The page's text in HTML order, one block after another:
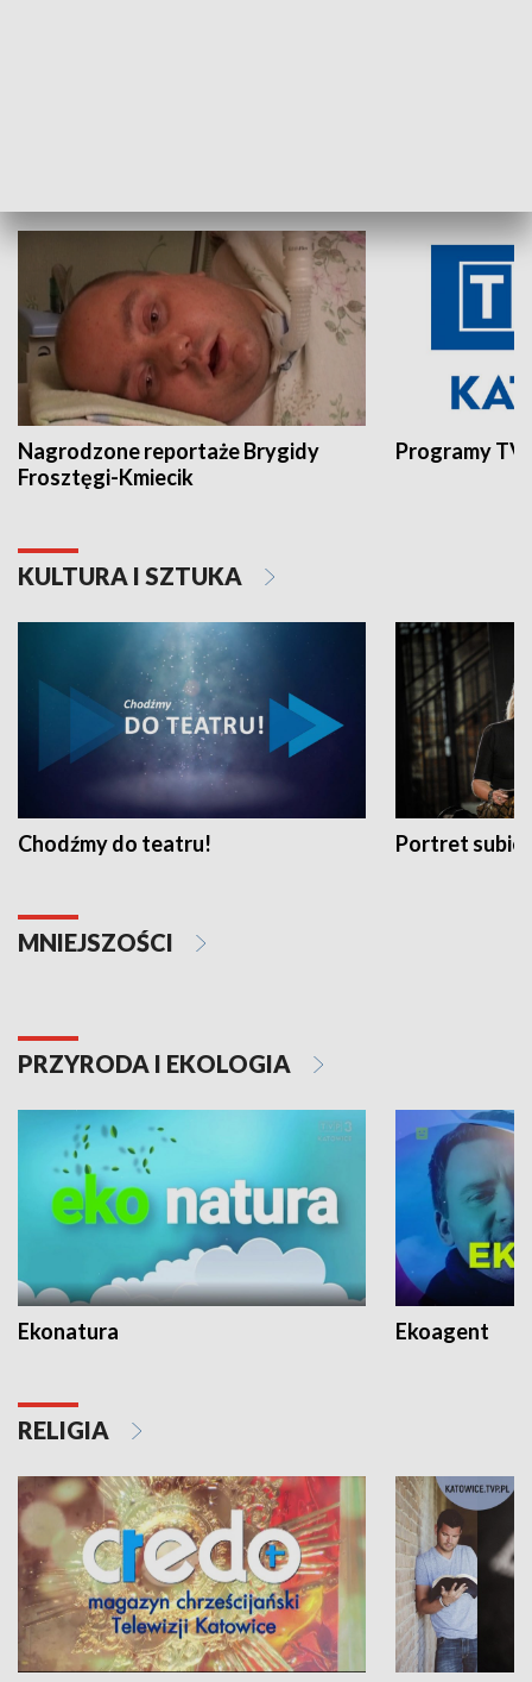
Nagrodzone reportaże Brygidy
Frosztęgi-Kmiecik
Programy
KULTURA I SZTUKA
Chodźmy do teatru! Portret
MNIEJSZOŚCI
PRZYRODA I EKOLOGIA
Ekonatura Ekoagent
RELIGIA